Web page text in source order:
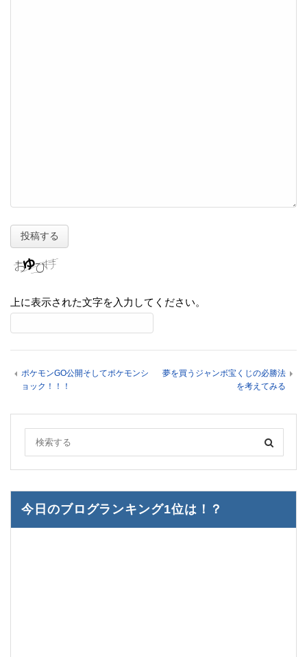
上に表示された文字を入力してください。
ポケモンGO公開そしてポケモンシ
ョック！！！
夢を買うジャンボ宝くじの必勝法
を考えてみる
今日のブログランキング1位は！？